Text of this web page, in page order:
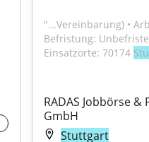
"...Vereinbarung) •
Befristung:
Einsatzorte: 70174
RADAS Jobbörse
GmbH
Stuttgart